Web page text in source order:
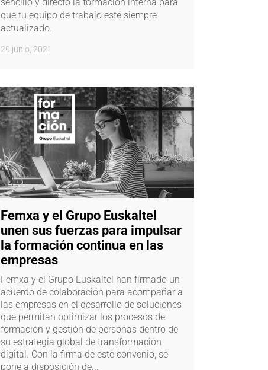
que tu equipo de trabajo esté siempre
actualizado.
29 junio, 2021
Femxa y el Grupo Euskaltel
unen sus fuerzas para impulsar
la formación continua en las
empresas
Femxa y el Grupo Euskaltel han firmado un
acuerdo de colaboración para acompañar a
las empresas en el desarrollo de soluciones
que permitan optimizar los procesos de
formación y gestión de personas dentro de
su estrategia global de transformación
digital. Con la firma de este convenio, se
pone a disposición de...